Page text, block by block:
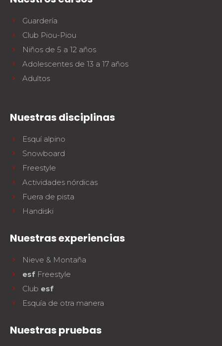
Guardería
Club Piou-Piou
Niños de 5 a 12 años
Adolescentes de 13 a 17 años
Adultos
Nuestras disciplinas
Esquí alpino
Snowboard
Freestyle
Actividades nórdicas
Fuera de pista
Handiski
Nuestras experiencias
Nieve & Montaña
esf Freestyle
Club esf
Esquía de otra manera
Nuestras pruebas